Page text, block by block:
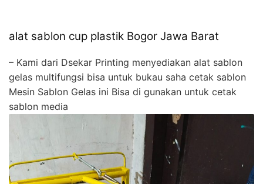
alat sablon cup plastik Bogor Jawa Barat
– Kami dari Dsekar Printing menyediakan alat sablon
gelas multifungsi bisa untuk bukau saha cetak sablon
Mesin Sablon Gelas ini Bisa di gunakan untuk cetak
sablon media